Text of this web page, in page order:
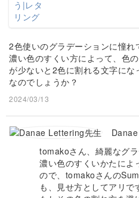
2色使いのグラデーションに憧れ
濃い色のすくい方によって、色
が少ないと2色に割れる文字に
なのでしょうか？
2024/03/13
tomakoさん、綺麗なグ
濃い色のすくいかたによ
ので、tomakoさんの
も、見せ方としてアリで